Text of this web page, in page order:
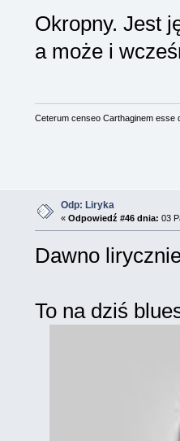
Okropny. Jest
a może i
Ceterum censeo Carthaginem esse
Odp: Liryka
« Odpowiedź #46 dnia: 03
Dawno
To na dziś